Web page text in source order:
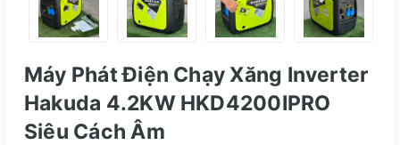
Máy Phát Điện Chạy Xăng Inverter
Hakuda 4.2KW HKD4200IPRO
Siêu Cách Âm